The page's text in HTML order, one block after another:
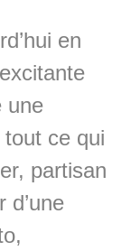
en
une
ce qui
partisan
d’une